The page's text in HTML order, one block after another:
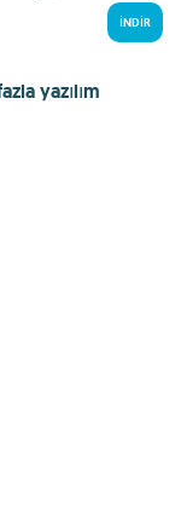
İNDIR
yazılım